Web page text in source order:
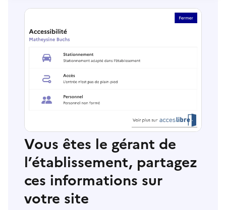
Vous êtes le gérant de
l’établissement, partagez
ces informations sur
votre site